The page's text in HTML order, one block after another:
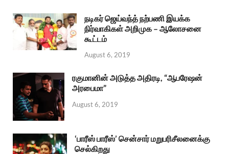
நடிகர் ஜெய்வந்த் நற்பணி இயக்க
நிர்வாகிகள் அறிமுக – ஆலோசனை
கூட்டம்
August 6, 2019
ரகுமானின் அடுத்த அதிரடி, “ஆபரேஷன்
அரபைமா”
August 6, 2019
‘பாரீஸ் பாரீஸ்’ சென்சார் மறுபரிசீலனைக்கு
செல்கிறது